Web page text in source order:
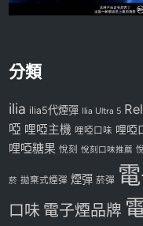
分類
ilia ilia5代煙彈 Ilia Ultra 5
啞 哩啞主機 哩啞口味 哩啞
哩啞糖果 悅刻 悅刻口味推薦
菸 拋棄式煙彈 煙彈 菸彈
口味 電子煙品牌